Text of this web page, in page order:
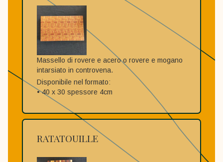
Massello di rovere e acero o rovere e mogano
intarsiato in controvena.
Disponibile nel formato:
• 40 x 30 spessore 4cm
RATATOUILLE